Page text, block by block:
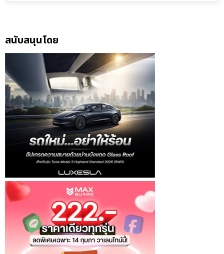
สนับสนุนโดย